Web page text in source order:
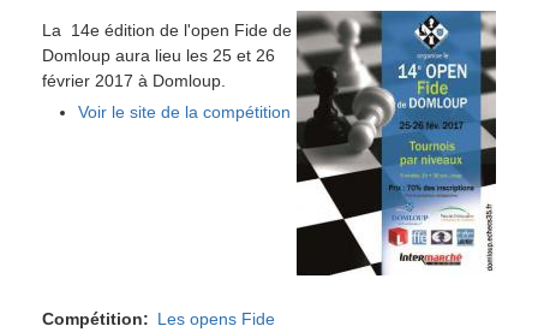
La 14e édition de l'open Fide de
Domloup aura lieu les 25 et 26
février 2017 à Domloup.
Voir le site de la compétition
Compétition Les opens Fide